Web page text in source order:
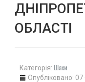
ОБЛАСТІ
Категорія: Шахи
Опубліковано: